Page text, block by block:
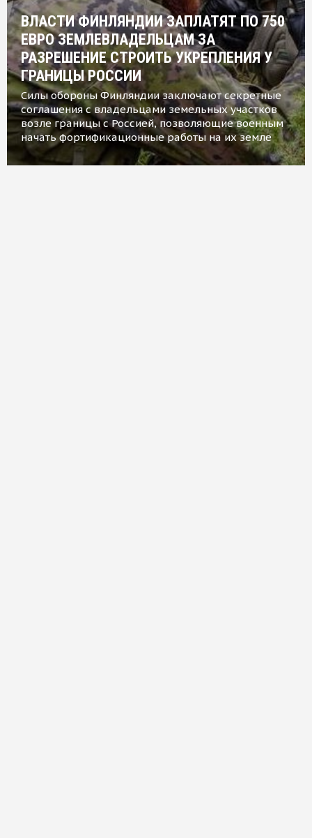
ВЛАСТИ ФИНЛЯНДИИ ЗАПЛАТЯТ ПО 750
ЕВРО ЗЕМЛЕВЛАДЕЛЬЦАМ ЗА
РАЗРЕШЕНИЕ СТРОИТЬ УКРЕПЛЕНИЯ У
ГРАНИЦЫ РОССИИ
Силы обороны Финляндии заключают секретные
соглашения с владельцами земельных участков
возле границы с Россией, позволяющие военным
начать фортификационные работы на их земле